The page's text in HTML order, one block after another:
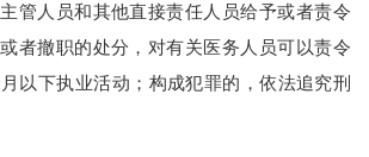
管人员和其他直接责任人员给予或者责令
者撤职的处分，对有关医务人员可以责令
以下执业活动；构成犯罪的，依法追究刑